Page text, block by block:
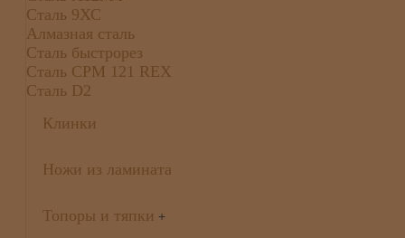
Сталь 9ХС
Алмазная сталь
Сталь быстрорез
Сталь CPM 121 REX
Сталь D2
Клинки
Ножи из ламината
Топоры и тяпки +